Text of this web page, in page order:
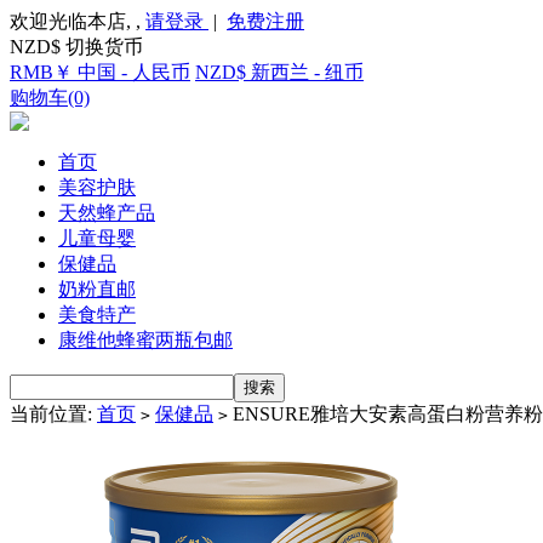
欢迎光临本店, , 请登录 | 免费注册
NZD$ 切换货币
RMB￥ 中国 - 人民币 NZD$ 新西兰 - 纽币
购物车(0)
首页
美容护肤
天然蜂产品
儿童母婴
保健品
奶粉直邮
美食特产
康维他蜂蜜两瓶包邮
当前位置: 首页 > 保健品 > ENSURE雅培大安素高蛋白粉营养